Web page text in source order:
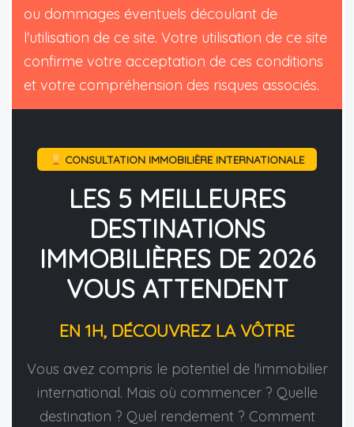
ou dommages éventuels découlant de
l'utilisation de ce site. Votre utilisation de ce site
confirme votre acceptation de ces conditions
et votre compréhension des risques associés.
CONSULTATION IMMOBILIÈRE INTERNATIONALE
LES 5 MEILLEURES
DESTINATIONS
IMMOBILIÈRES DE 2026
VOUS ATTENDENT
EN 1H, DÉCOUVREZ LA VÔTRE
Vous avez compris le potentiel de l'immobilier
international. Mais où commencer ? Quelle
destination ? Quel rendement ? Comment